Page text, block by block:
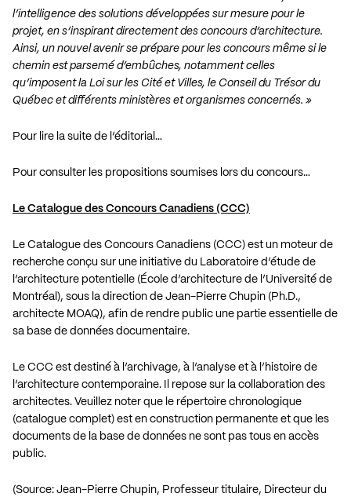
l’intelligence des solutions développées sur mesure pour le
projet, en s’inspirant directement des concours d’architecture.
Ainsi, un nouvel avenir se prépare pour les concours même si le
chemin est parsemé d’embûches, notamment celles
qu’imposent la Loi sur les Cité et Villes, le Conseil du Trésor du
Québec et différents ministères et organismes concernés. »
Pour lire la suite de l’éditorial…
Pour consulter les propositions soumises lors du concours…
Le Catalogue des Concours Canadiens (CCC)
Le Catalogue des Concours Canadiens (CCC) est un moteur de
recherche conçu sur une initiative du Laboratoire d’étude de
l’architecture potentielle (École d’architecture de l’Université de
Montréal), sous la direction de Jean-Pierre Chupin (Ph.D.,
architecte MOAQ), afin de rendre public une partie essentielle de
sa base de données documentaire.
Le CCC est destiné à l’archivage, à l’analyse et à l’histoire de
l’architecture contemporaine. Il repose sur la collaboration des
architectes. Veuillez noter que le répertoire chronologique
(catalogue complet) est en construction permanente et que les
documents de la base de données ne sont pas tous en accès
public.
(Source: Jean-Pierre Chupin, Professeur titulaire, Directeur du